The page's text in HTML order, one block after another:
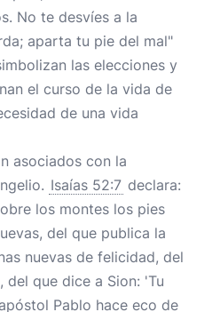
No te desvíes a la
aparta tu pie del mal"
las elecciones y
el curso de la vida de
de una vida
asociados con la
Isaías 52:7 declara:
los montes los pies
del que publica la
nuevas de felicidad, del
del que dice a Sion: 'Tu
Pablo hace eco de